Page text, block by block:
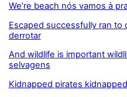
We’re beach nós vamos à
Escaped successfully ran
derrotar
And wildlife is important
selvagens
Kidnapped pirates